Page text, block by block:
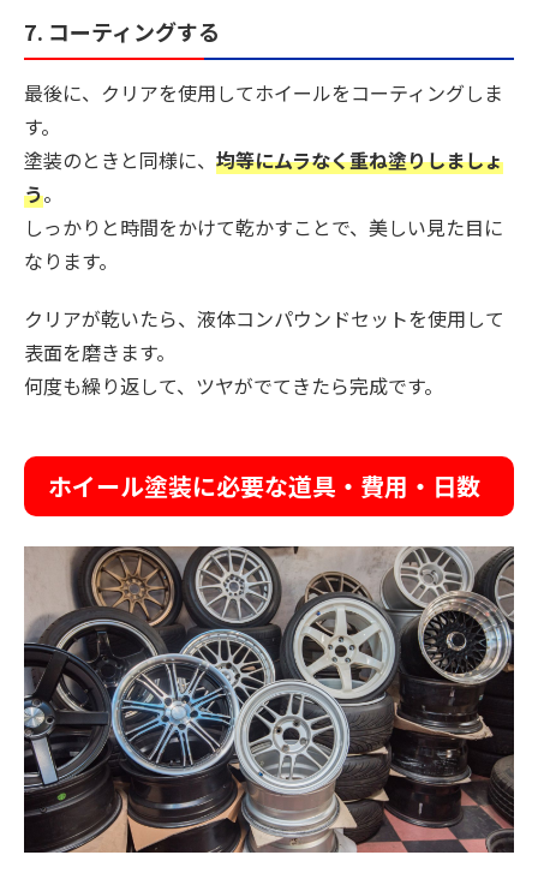
7. コーティングする
最後に、クリアを使用してホイールをコーティングしま
す。
塗装のときと同様に、 均等にムラなく重ね塗りしましょ
う。
しっかりと時間をかけて乾かすことで、美しい見た目に
なります。
クリアが乾いたら、液体コンパウンドセットを使用して
表面を磨きます。
何度も繰り返して、ツヤがでてきたら完成です。
ホイール塗装に必要な道具・費用・日数